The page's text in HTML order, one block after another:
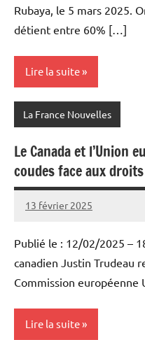
Rubaya, le 5 mars 2025.
détient entre 60% […]
Lire la suite
La France Nouvelles
Le Canada et l’Union
coudes face aux
13 février 2025
Admins
Publié le : 12/02/2025 –
canadien Justin Trudeau
Commission
Lire la suite